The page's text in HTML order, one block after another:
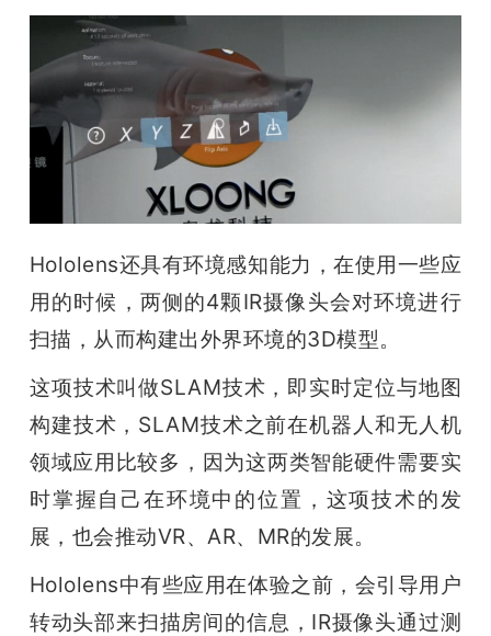
Hololens还具有环境感知能力，在使用一些应
用的时候，两侧的4颗IR摄像头会对环境进行
扫描，从而构建出外界环境的3D模型。
这项技术叫做SLAM技术，即实时定位与地图
构建技术，SLAM技术之前在机器人和无人机
领域应用比较多，因为这两类智能硬件需要实
时掌握自己在环境中的位置，这项技术的发
展，也会推动VR、AR、MR的发展。
Hololens中有些应用在体验之前，会引导用户
转动头部来扫描房间的信息，IR摄像头通过测